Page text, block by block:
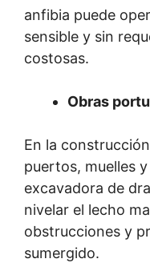
anfibia puede
sensible y sin
costosas.
Obras
En la
puertos, muelles
excavadora de
nivelar el lecho
obstrucciones y
sumergido.